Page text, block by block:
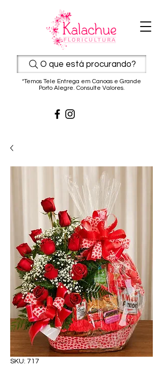
O que está procurando?
*Temos Tele Entrega em Canoas e Grande
Porto Alegre. Consulte Valores.
SKU: 717